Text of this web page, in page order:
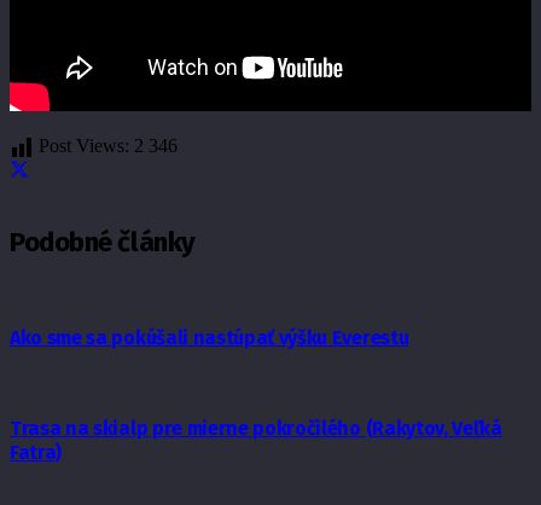
Post Views: 2 346
Podobné články
Ako sme sa pokúšali nastúpať výšku Everestu
Trasa na skialp pre mierne pokročilého (Rakytov, Veľká
Fatra)